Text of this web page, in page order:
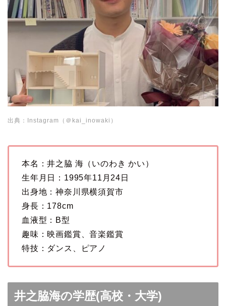
出典：Instagram（＠kai_inowaki）
本名：井之脇 海（いのわき かい）
生年月日：1995年11月24日
出身地：神奈川県横須賀市
身長：178cm
血液型：B型
趣味：映画鑑賞、音楽鑑賞
特技：ダンス、ピアノ
井之脇海の学歴(高校・大学)